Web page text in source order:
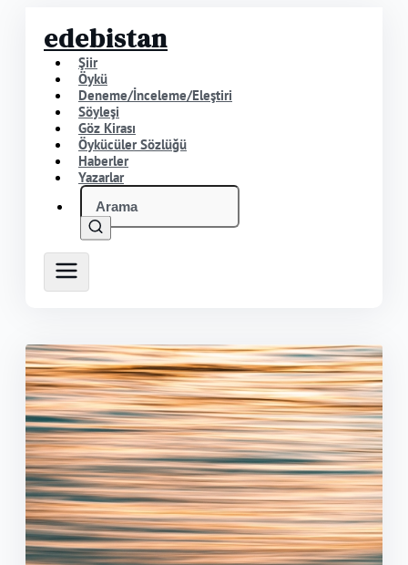
edebistan
Şiir
Öykü
Deneme/İnceleme/Eleştiri
Söyleşi
Göz Kirası
Öykücüler Sözlüğü
Haberler
Yazarlar